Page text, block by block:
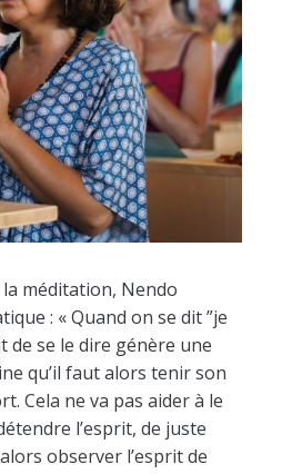
la méditation, Nendo
: « Quand on se dit ”je
de se le dire génère une
qu’il faut alors tenir son
Cela ne va pas aider à le
l’esprit, de juste
observer l’esprit de